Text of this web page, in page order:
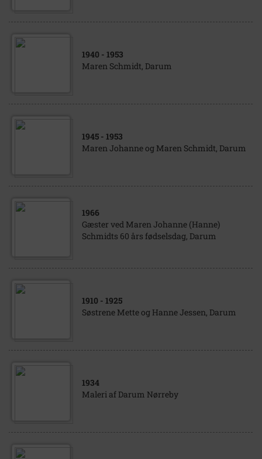
1940 - 1953
Maren Schmidt, Darum
1945 - 1953
Maren Johanne og Maren Schmidt, Darum
1966
Gæster ved Maren Johanne (Hanne)
Schmidts 60 års fødselsdag, Darum
1910 - 1925
Søstrene Mette og Hanne Jessen, Darum
1934
Maleri af Darum Nørreby